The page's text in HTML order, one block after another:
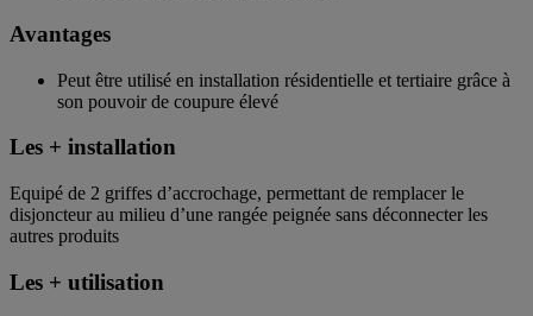
Avantages
Peut être utilisé en installation résidentielle et tertiaire grâce à
son pouvoir de coupure élevé
Les + installation
Equipé de 2 griffes d’accrochage, permettant de remplacer le
disjoncteur au milieu d’une rangée peignée sans déconnecter les
autres produits
Les + utilisation